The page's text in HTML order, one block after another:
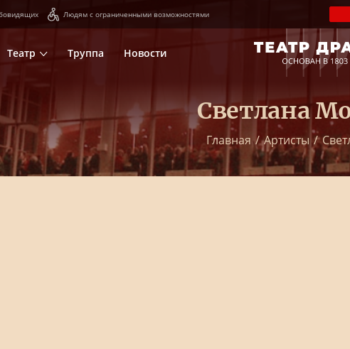
Людям с ограниченными возможностями
Театр Труппа Новости
Светлана
Главная / Артисты /